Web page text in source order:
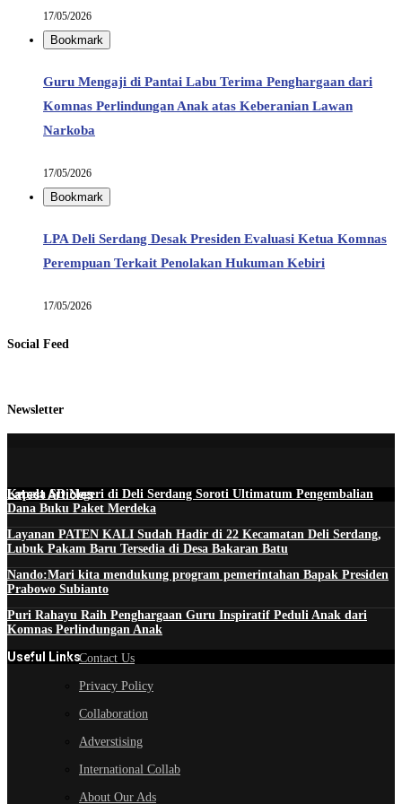
17/05/2026
Bookmark
Guru Mengaji di Pantai Labu Terima Penghargaan dari
Komnas Perlindungan Anak atas Keberanian Lawan
Narkoba
17/05/2026
Bookmark
LPA Deli Serdang Desak Presiden Evaluasi Ketua Komnas
Perempuan Terkait Penolakan Hukuman Kebiri
17/05/2026
Social Feed
Newsletter
Latest Articles
Kepala SD Negeri di Deli Serdang Soroti Ultimatum Pengembalian
Dana Buku Paket Merdeka
Layanan PATEN KALI Sudah Hadir di 22 Kecamatan Deli Serdang,
Lubuk Pakam Baru Tersedia di Desa Bakaran Batu
Nando:Mari kita mendukung program pemerintahan Bapak Presiden
Prabowo Subianto
Puri Rahayu Raih Penghargaan Guru Inspiratif Peduli Anak dari
Komnas Perlindungan Anak
Useful LinksContact Us
Privacy Policy
Collaboration
Adverstising
International Collab
About Our Ads